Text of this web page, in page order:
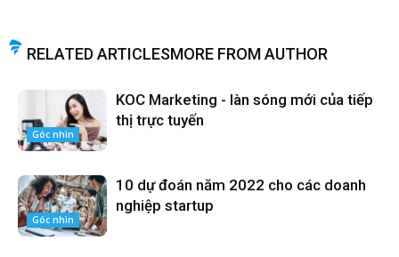
RELATED ARTICLESMORE FROM AUTHOR
Góc nhìn
KOC Marketing - làn sóng mới của tiếp
thị trực tuyến
Góc nhìn
10 dự đoán năm 2022 cho các doanh
nghiệp startup